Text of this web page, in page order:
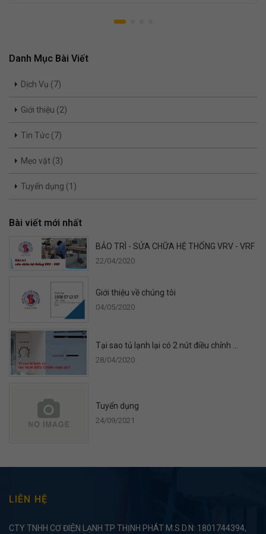
Danh Mục Bài Viết
Dịch Vụ (7)
Giới thiệu (2)
Tin Tức (7)
Mẹo vặt (3)
Tuyển dụng (1)
Bài viết mới nhất
BẢO TRÌ - SỬA CHỮA HỆ THỐNG VRV - VRF
22/04/2020
Giới thiệu về chúng tôi
04/05/2020
Tại sao tủ lạnh lại có 2 nút điều chỉnh ...
28/04/2020
Tuyển dụng
24/09/2021
LIÊN HỆ
CTY TNHH CƠ ĐIỆN LẠNH TP THỊNH PHÁT M.S.D.N: 1801744394,